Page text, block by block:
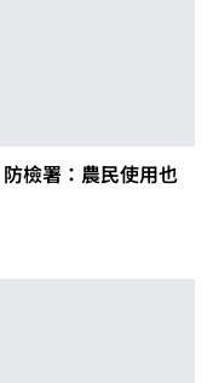
檢署：農民使用也